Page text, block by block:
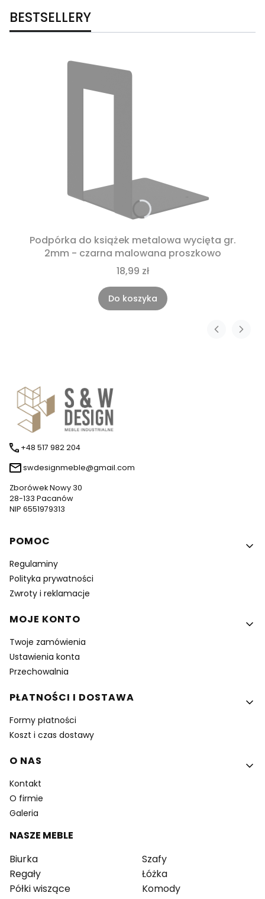
BESTSELLERY
Podpórka do książek metalowa wycięta gr.
2mm - czarna malowana proszkowo
18,99 zł
Do koszyka
+48 517 982 204
swdesignmeble@gmail.com
Zborówek Nowy 30
28-133 Pacanów
NIP 6551979313
Linki w stopce
POMOC
Regulaminy
Polityka prywatności
Zwroty i reklamacje
MOJE KONTO
Twoje zamówienia
Ustawienia konta
Przechowalnia
PŁATNOŚCI I DOSTAWA
Formy płatności
Koszt i czas dostawy
O NAS
Kontakt
O firmie
Galeria
NASZE MEBLE
Biurka
Regały
Półki wiszące
Szafy
Łóżka
Komody